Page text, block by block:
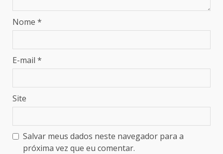
Nome *
E-mail *
Site
Salvar meus dados neste navegador para a
próxima vez que eu comentar.